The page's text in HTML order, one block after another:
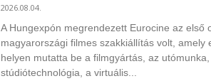
2026.08.04.
A Hungexpón megrendezett Eurocine az első
magyarországi filmes szakkiállítás volt, amely
helyen mutatta be a filmgyártás, az
stúdiótechnológia, a virtuális...